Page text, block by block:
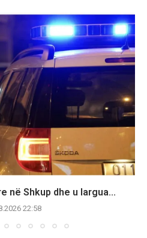
në Shkup dhe u largua...
22:58